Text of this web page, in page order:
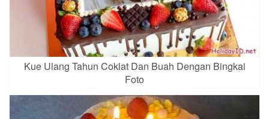
Kue Ulang Tahun Coklat Dan Buah Dengan Bingkai
Foto